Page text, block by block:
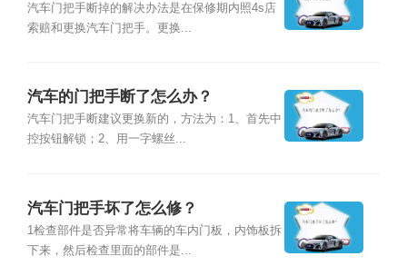
汽车门把手断掉的解决办法是在保修期内照4s店
索赔和更换汽车门把手。更换...
汽车的门把手断了怎么办？
汽车门把手断建议更换新的，方法为：1、首先中
控按钮解锁；2、用一字螺丝...
汽车门把手坏了怎么修？
1检查部件是否异常将车辆的车内门板，内饰板拆
下来，然后检查里面的部件是...